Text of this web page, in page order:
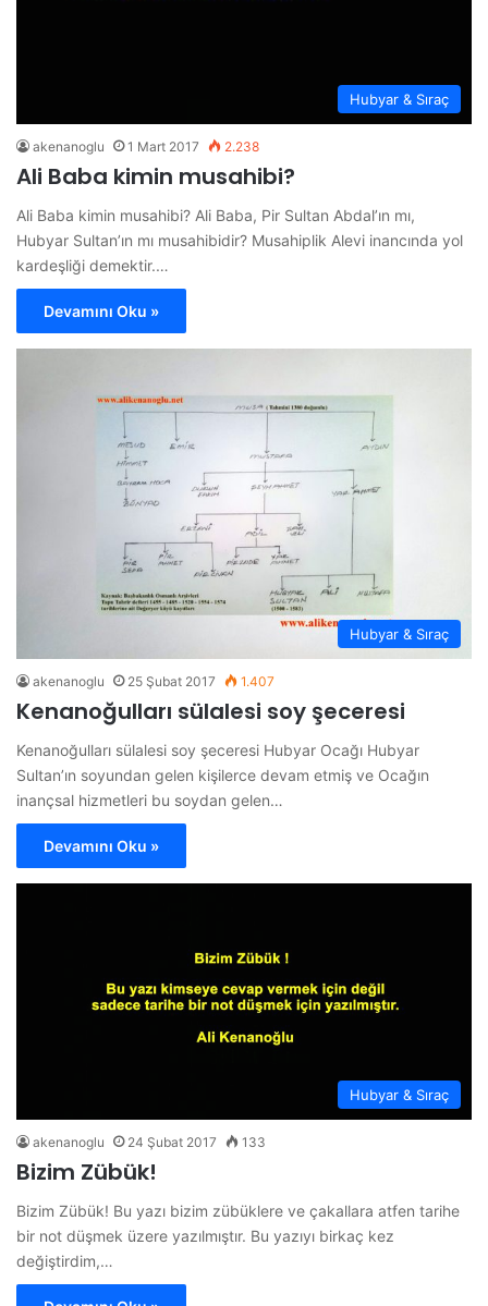
Hubyar & Sıraç
akenanoglu 1 Mart 2017 2.238
Ali Baba kimin musahibi?
Ali Baba kimin musahibi? Ali Baba, Pir Sultan Abdal’ın mı,
Hubyar Sultan’ın mı musahibidir? Musahiplik Alevi inancında yol
kardeşliği demektir.…
Devamını Oku »
Hubyar & Sıraç
akenanoglu 25 Şubat 2017 1.407
Kenanoğulları sülalesi soy şeceresi
Kenanoğulları sülalesi soy şeceresi Hubyar Ocağı Hubyar
Sultan’ın soyundan gelen kişilerce devam etmiş ve Ocağın
inançsal hizmetleri bu soydan gelen…
Devamını Oku »
Hubyar & Sıraç
akenanoglu 24 Şubat 2017 133
Bizim Zübük!
Bizim Zübük! Bu yazı bizim zübüklere ve çakallara atfen tarihe
bir not düşmek üzere yazılmıştır. Bu yazıyı birkaç kez
değiştirdim,…